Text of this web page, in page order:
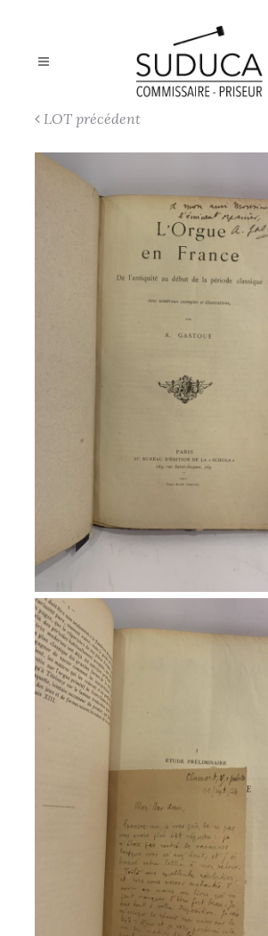
LOT précédent